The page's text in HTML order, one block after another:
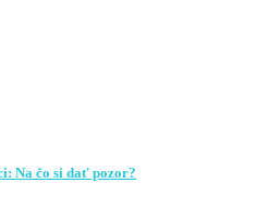
Na čo si dať pozor?